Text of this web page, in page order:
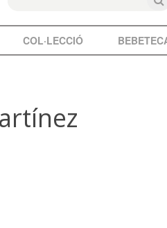
COL·LECCIÓ